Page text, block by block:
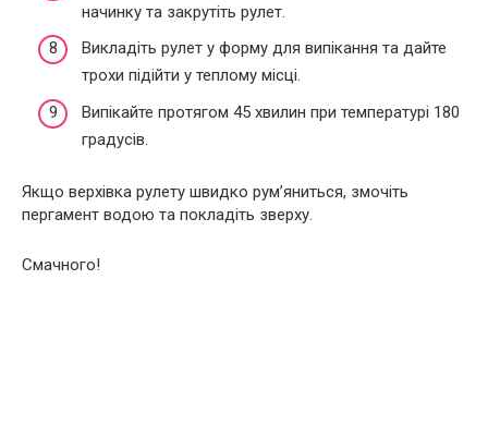
начинку та закрутіть рулет.
Викладіть рулет у форму для випікання та дайте
трохи підійти у теплому місці.
Випікайте протягом 45 хвилин при температурі 180
градусів.
Якщо верхівка рулету швидко рум’яниться, змочіть
пергамент водою та покладіть зверху.
Смачного!